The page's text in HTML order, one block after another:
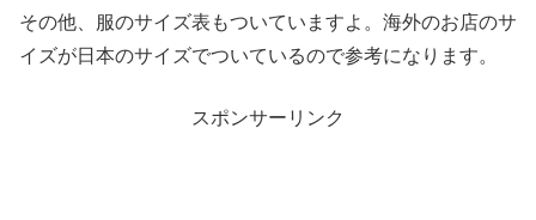
その他、服のサイズ表もついていますよ。海外のお店のサ
イズが日本のサイズでついているので参考になります。
スポンサーリンク